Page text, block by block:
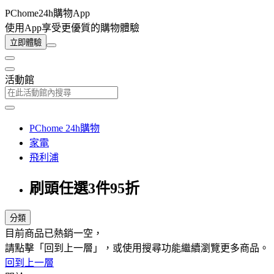
PChome24h購物App
使用App享受更優質的購物體驗
立即體驗
活動館
PChome 24h購物
家電
飛利浦
刷頭任選3件95折
分類
目前商品已熱銷一空，
請點擊「回到上一層」，或使用搜尋功能繼續瀏覽更多商品。
回到上一層